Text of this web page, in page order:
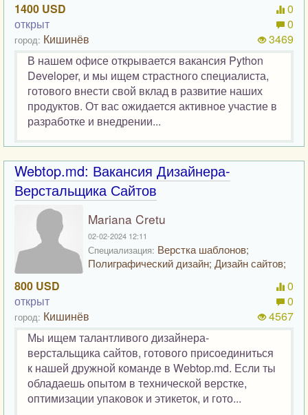
1400 USD
открыт
город: Кишинёв
0
0
3469
В нашем офисе открывается вакансия Python
Developer, и мы ищем страстного специалиста,
готового внести свой вклад в развитие наших
продуктов. От вас ожидается активное участие в
разработке и внедрении...
Webtop.md: Вакансия Дизайнера-
Верстальщика Сайтов
Mariana Cretu
02-02-2024 12:11
Специализация: Верстка шаблонов;
Полиграфический дизайн; Дизайн сайтов;
800 USD
открыт
город: Кишинёв
0
0
4567
Мы ищем талантливого дизайнера-
верстальщика сайтов, готового присоединиться
к нашей дружной команде в Webtop.md. Если ты
обладаешь опытом в технической верстке,
оптимизации упаковок и этикеток, и гото...